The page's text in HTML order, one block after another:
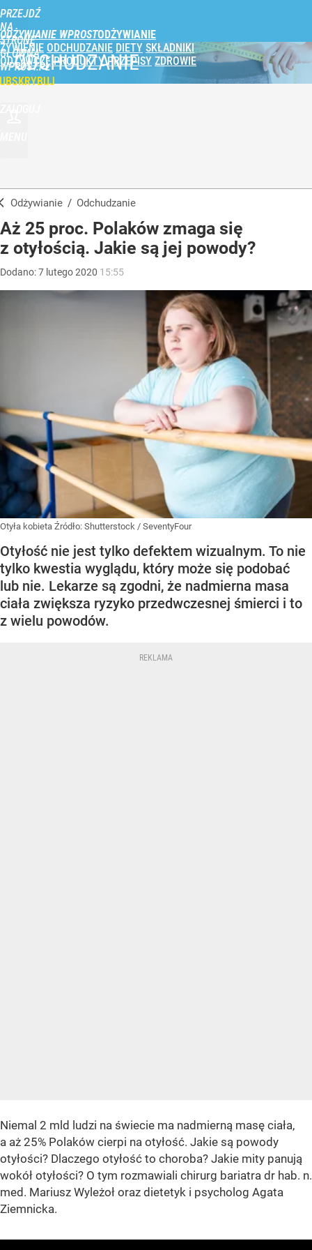
PRZEJDŹ
NA
STRONĘ
GŁÓWNĄ
WPROST.PL
ODŻYWIANIE WPROST
ŻYWIENIE ODCHUDZANIE DIETY SKŁADNIKI
ODŻYWCZE PRODUKTY PRZEPISY ZDROWIE
ODCHUDZANIE
Odżywianie / Odchudzanie
Aż 25 proc. Polaków zmaga się
z otyłością. Jakie są jej powody?
Dodano:7 lutego2020 15:55
Otyła kobieta Źródło: Shutterstock / SeventyFour
Otyłość nie jest tylko defektem wizualnym. To nie
tylko kwestia wyglądu, który może się podobać
lub nie. Lekarze są zgodni, że nadmierna masa
ciała zwiększa ryzyko przedwczesnej śmierci i to
z wielu powodów.
Niemal 2 mld ludzi na świecie ma nadmierną masę ciała,
a aż 25% Polaków cierpi na otyłość. Jakie są powody
otyłości? Dlaczego otyłość to choroba? Jakie mity panują
wokół otyłości? O tym rozmawiali chirurg bariatra dr hab. n.
med. Mariusz Wyleżoł oraz dietetyk i psycholog Agata
Ziemnicka.